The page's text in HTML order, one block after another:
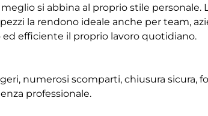
si abbina al proprio stile personale.
la rendono ideale anche per team,
efficiente il proprio lavoro quotidiano.
numerosi scomparti, chiusura sicura,
professionale.